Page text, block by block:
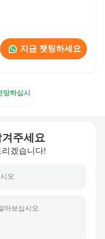
지금 챗팅하세요
망하십시
주세요
겠습니다!